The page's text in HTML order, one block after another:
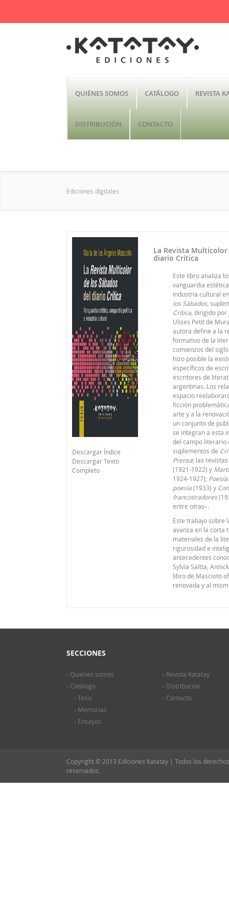
QUIÉNES SOMOS CATÁLOGO REVISTA
DISTRIBUCIÓN CONTACTO
Ediciones digitales
Descargar Índice
Descargar Texto
Completo
La Revista
diario Crítica
Este libro analiza
vanguardia
industria cultural
los Sábados,
Crítica , dirigido
Ulises Petit de
autora define a la
formativo de la
comienzos del
hizo posible la
específicos de
escritores de
argentinas. Los
espacio
ficción
arte y a la
un conjunto de
se integran a esta
del campo literario
suplementos de
Prensa; las
(1921-1922) y
1924-1927);
poesía(1933) y
francotiradores
entre otras–.
Este trabajo sobre
avanza en la corta
materiales de la
rigurosidad e
antecedentes
Sylvia Saítta,
libro de Mascioto
renovada y al
SECCIONES
› Quiénes somos
› Catálogo
› Tesis
› Memorias
› Ensayos
› Revista Katatay
› Distribución
› Contacto
Copyright © 2013 Ediciones Katatay | Todos los derechos
reservados.